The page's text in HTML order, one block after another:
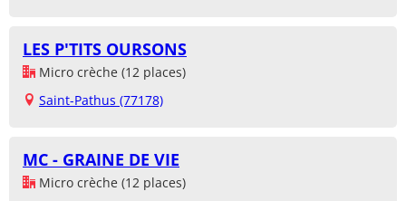
LES P'TITS OURSONS
Micro crèche (12 places)
Saint-Pathus (77178)
MC - GRAINE DE VIE
Micro crèche (12 places)